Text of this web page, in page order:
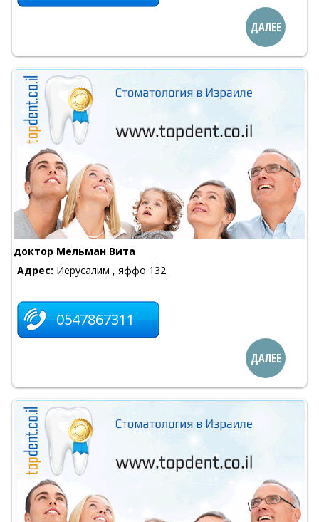
ДАЛЕЕ
доктор Мельман Вита
Адрес: Иерусалим , яффо 132
0547867311
ДАЛЕЕ